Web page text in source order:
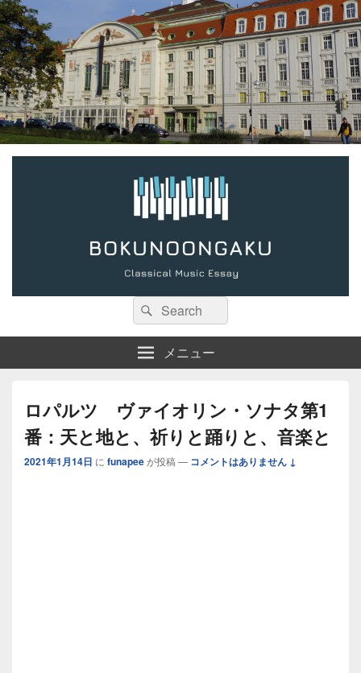
検
索:
検
索
メニュー
ロパルツ ヴァイオリン・ソナタ第1
番：天と地と、祈りと踊りと、音楽と
2021年1月14日 に funapeeが投稿 — コメントはありません ↓